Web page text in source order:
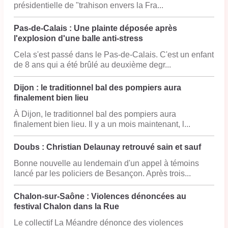
présidentielle de "trahison envers la Fra...
Pas-de-Calais : Une plainte déposée après
l'explosion d'une balle anti-stress
Cela s'est passé dans le Pas-de-Calais. C'est un enfant
de 8 ans qui a été brûlé au deuxième degr...
Dijon : le traditionnel bal des pompiers aura
finalement bien lieu
À Dijon, le traditionnel bal des pompiers aura
finalement bien lieu. Il y a un mois maintenant, l...
Doubs : Christian Delaunay retrouvé sain et sauf
Bonne nouvelle au lendemain d'un appel à témoins
lancé par les policiers de Besançon. Après trois...
Chalon-sur-Saône : Violences dénoncées au
festival Chalon dans la Rue
Le collectif La Méandre dénonce des violences